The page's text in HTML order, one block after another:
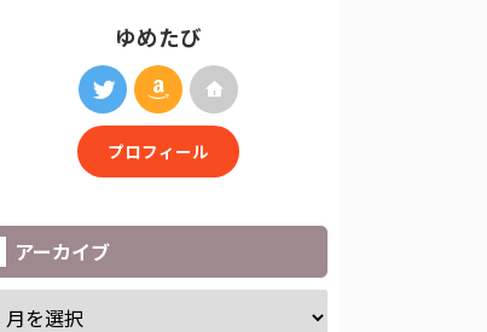
ゆめたび
プロフィール
アーカイブ